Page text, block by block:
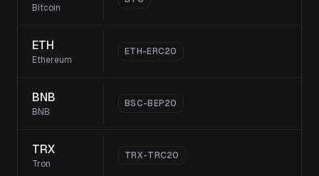
Bitcoin
ETH
Ethereum
ETH-ERC20
BNB
BNB
BSC-BEP20
TRX
Tron
TRX-TRC20